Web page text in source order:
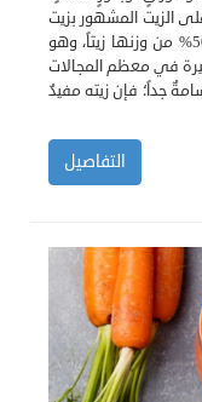
الزيت المشهور بزيت
الخروع، وتحتوي ثمرة الخروع على ما نسبته 50% من وزنها زيتاً، وهو
في معظم المجالات
جداً؛ فإن زيته مفيدٌ
التفاصيل